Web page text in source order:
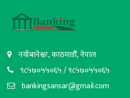
नयाँबानेश्वर, काठमाडौँ, नेपाल
९८५७०५५०६५ / ९८५७०५५०६५
bankingsansar@gmail.com